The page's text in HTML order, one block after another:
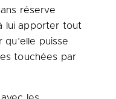
réserve
lui apporter tout
puisse
touchées par